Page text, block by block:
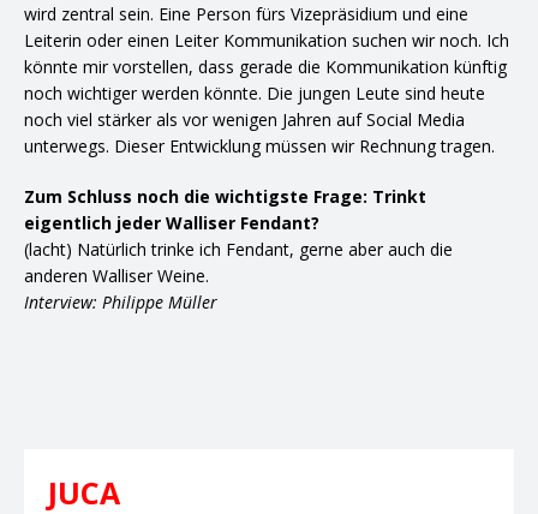
wird zentral sein. Eine Person fürs Vizepräsidium und eine
Leiterin oder einen Leiter Kommunikation suchen wir noch. Ich
könnte mir vorstellen, dass gerade die Kommunikation künftig
noch wichtiger werden könnte. Die jungen Leute sind heute
noch viel stärker als vor wenigen Jahren auf Social Media
unterwegs. Dieser Entwicklung müssen wir Rechnung tragen.
Zum Schluss noch die wichtigste Frage: Trinkt
eigentlich jeder Walliser Fendant?
(lacht) Natürlich trinke ich Fendant, gerne aber auch die
anderen Walliser Weine.
Interview: Philippe Müller
JUCA